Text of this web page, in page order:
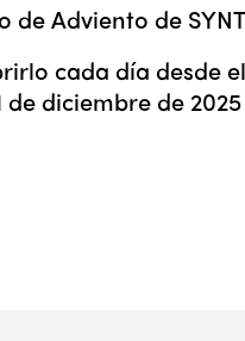
de Adviento de
cada día desde
de diciembre de